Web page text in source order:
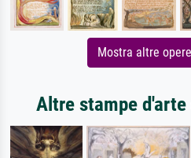
Mostra altre
Altre stampe